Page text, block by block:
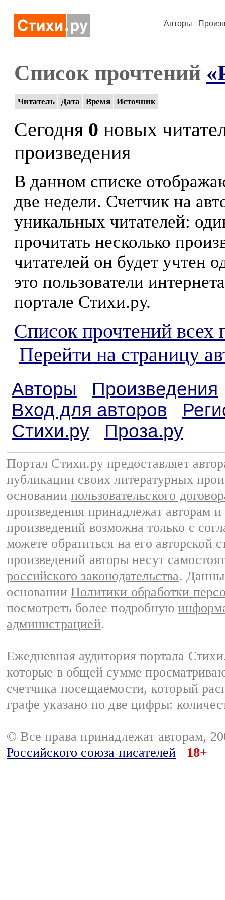
Авторы
Список прочтений
Читатель Дата Время Источник
Сегодня 0 новых
произведения
В данном списке
две недели. Счетчик на
уникальных читателей:
прочитать несколько
читателей он будет учтен
это пользователи
портале Стихи.ру.
Список прочтений всех
Перейти на страницу
Авторы
Произведения
Вход для авторов
Стихи.ру
Проза.ру
Портал Стихи.ру предоставляет
публикации своих литературных
основании пользовательского
произведения принадлежат авторам
произведений возможна только с
можете обратиться на его авторской
произведений авторы несут
российского законодательства.
основании Политики обработки
посмотреть более подробную
администрацией.
Ежедневная аудитория портала
которые в общей сумме
счетчика посещаемости, который
графе указано по две цифры:
© Все права принадлежат авторам,
Российского союза писателей
18+